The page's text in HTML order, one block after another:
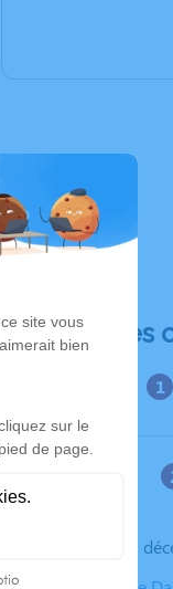
Déroulé des
Le lundi 19